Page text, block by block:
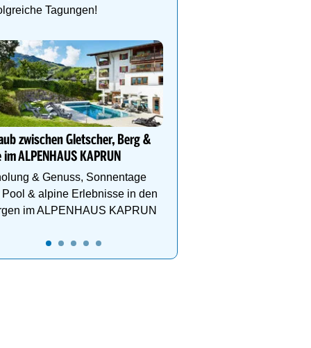
Tagungen!
zwischen Gletscher, Berg &
im ALPENHAUS KAPRUN
& Genuss, Sonnentage
Pool & alpine Erlebnisse in den
im ALPENHAUS KAPRUN